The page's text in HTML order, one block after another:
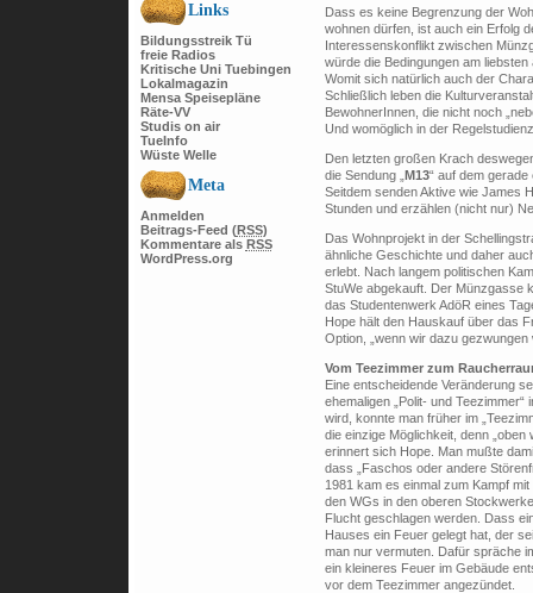
Links
Bildungsstreik Tü
freie Radios
Kritische Uni Tuebingen
Lokalmagazin
Mensa Speisepläne
Räte-VV
Studis on air
TueInfo
Wüste Welle
Meta
Anmelden
Beitrags-Feed (RSS)
Kommentare als RSS
WordPress.org
Dass es keine Begrenzung der
wohnen dürfen, ist auch ein Erfolg
Interessenskonflikt zwischen
würde die Bedingungen am
Womit sich natürlich auch der
Schließlich leben die
BewohnerInnen, die nicht noch
Und womöglich in der
Den letzten großen Krach
die Sendung „ M13“ auf dem gerade
Seitdem senden Aktive wie James
Stunden und erzählen (nicht nur)
Das Wohnprojekt in der
ähnliche Geschichte und daher
erlebt. Nach langem politischen
StuWe abgekauft. Der Münzgasse
das Studentenwerk AdöR eines
Hope hält den Hauskauf über das
Option, „wenn wir dazu gezwungen
Vom Teezimmer zum
Eine entscheidende Veränderung
ehemaligen „Polit- und
wird, konnte man früher im
die einzige Möglichkeit, denn
erinnert sich Hope. Man mußte
dass „Faschos oder andere
1981 kam es einmal zum Kampf
den WGs in den oberen
Flucht geschlagen werden. Dass
Hauses ein Feuer gelegt hat, der
man nur vermuten. Dafür spräche
ein kleineres Feuer im Gebäude
vor dem Teezimmer angezündet.